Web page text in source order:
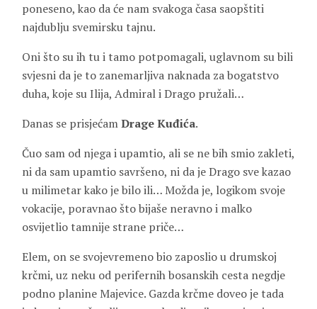
poneseno, kao da će nam svakoga časa saopštiti
najdublju svemirsku tajnu.
Oni što su ih tu i tamo potpomagali, uglavnom su bili
svjesni da je to zanemarljiva naknada za bogatstvo
duha, koje su Ilija, Admiral i Drago pružali…
Danas se prisjećamDrage Kuđića.
Čuo sam od njega i upamtio, ali se ne bih smio zakleti,
ni da sam upamtio savršeno, ni da je Drago sve kazao
u milimetar kako je bilo ili… Možda je, logikom svoje
vokacije, poravnao što bijaše neravno i malko
osvijetlio tamnije strane priče…
Elem, on se svojevremeno bio zaposlio u drumskoj
krčmi, uz neku od perifernih bosanskih cesta negdje
podno planine Majevice. Gazda krčme doveo je tada